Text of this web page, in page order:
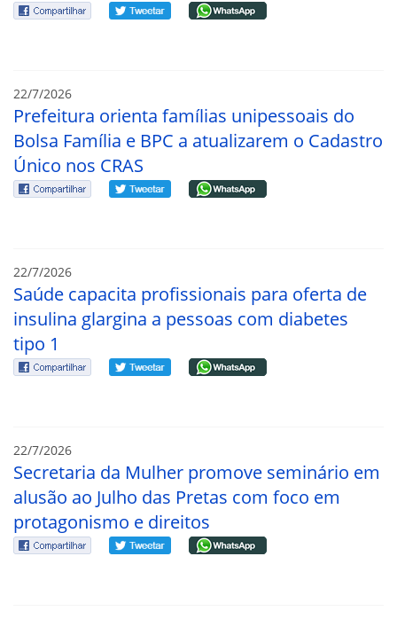
22/7/2026
Prefeitura orienta famílias unipessoais do
Bolsa Família e BPC a atualizarem o Cadastro
Único nos CRAS
22/7/2026
Saúde capacita profissionais para oferta de
insulina glargina a pessoas com diabetes
tipo 1
22/7/2026
Secretaria da Mulher promove seminário em
alusão ao Julho das Pretas com foco em
protagonismo e direitos